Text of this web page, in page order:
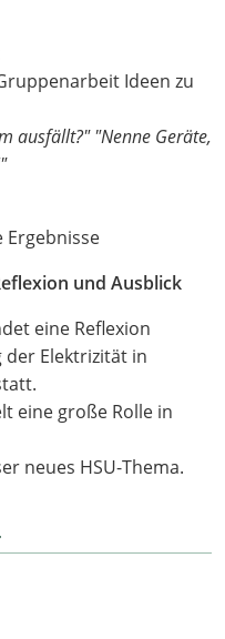
Ideen zu
ausfällt?" "Nenne Geräte,
und Ausblick
eine Reflexion
Elektrizität in
eine große Rolle in
neues HSU-Thema.